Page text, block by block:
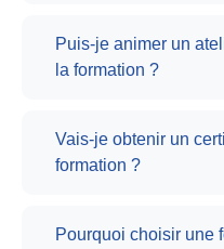
Puis-je animer un
la formation ?
Vais-je obtenir un
formation ?
Pourquoi choisir une